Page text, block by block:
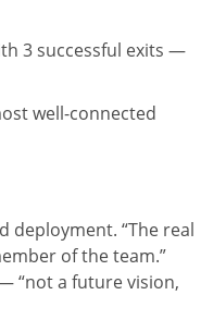
3 successful exits —
well-connected
deployment. “The real
of the team.”
“not a future vision,